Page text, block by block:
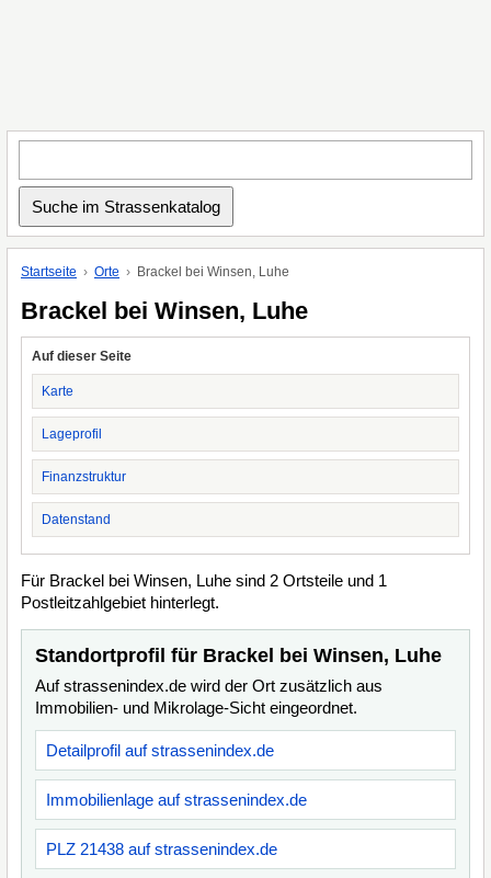
Startseite Orte Brackel bei Winsen, Luhe
Brackel bei Winsen, Luhe
Auf dieser Seite
Karte
Lageprofil
Finanzstruktur
Datenstand
Für Brackel bei Winsen, Luhe sind 2 Ortsteile und 1
Postleitzahlgebiet hinterlegt.
Standortprofil für Brackel bei Winsen, Luhe
Auf strassenindex.de wird der Ort zusätzlich aus
Immobilien- und Mikrolage-Sicht eingeordnet.
Detailprofil auf strassenindex.de
Immobilienlage auf strassenindex.de
PLZ 21438 auf strassenindex.de